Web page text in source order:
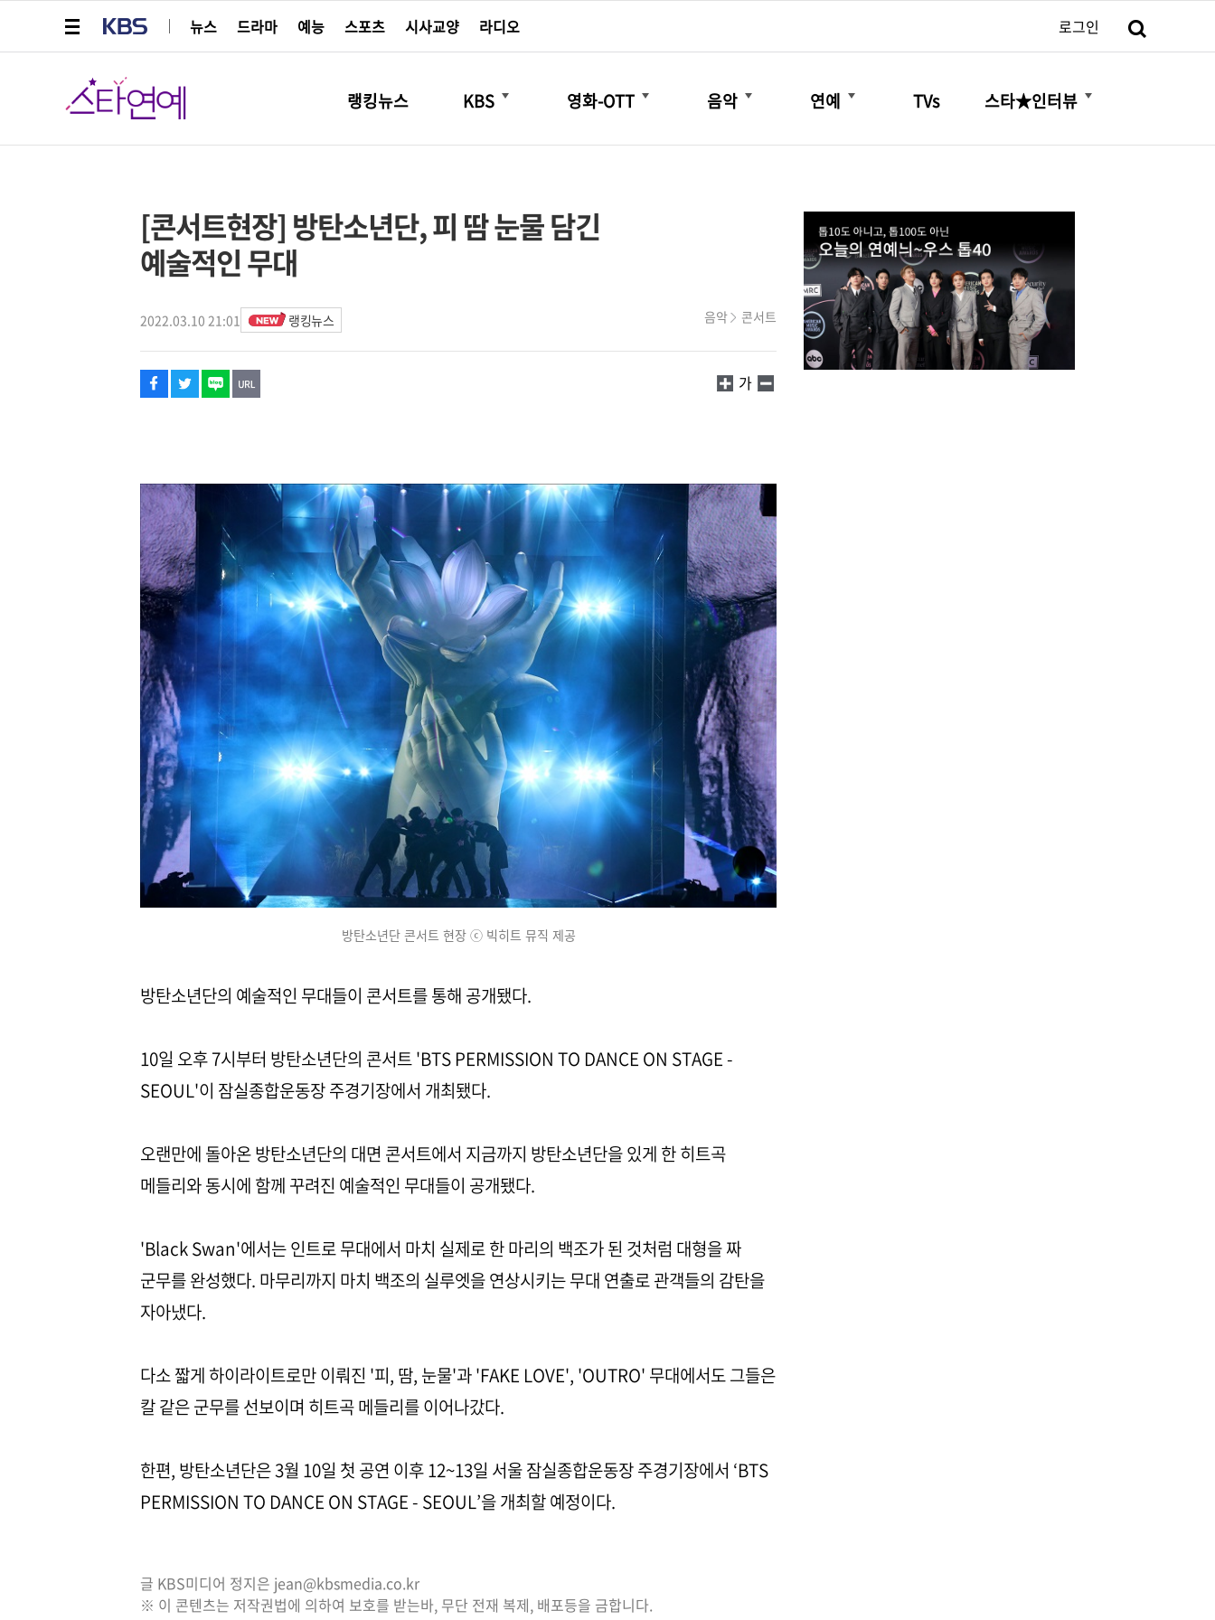
뉴스
드라마 예능 스포츠 시사교양 라디오 로그인
스타연예
랭킹뉴스 KBS
더보기
영화-OTT
더보기
음악
더보기
연예
더보기
TVs 스타★인터뷰
더보기
[콘서트현장] 방탄소년단, 피 땀 눈물 담긴
예술적인 무대
2022.03.10 21:01 랭킹뉴스 음악 콘서트
페이스북
트위터
네이버
URL복사
글씨 작게보기
가
글씨 크게보기
방탄소년단 콘서트 현장 ⓒ 빅히트 뮤직 제공
방탄소년단의 예술적인 무대들이 콘서트를 통해 공개됐다.
10일 오후 7시부터 방탄소년단의 콘서트 'BTS PERMISSION TO DANCE ON STAGE -
SEOUL'이 잠실종합운동장 주경기장에서 개최됐다.
오랜만에 돌아온 방탄소년단의 대면 콘서트에서 지금까지 방탄소년단을 있게 한 히트곡
메들리와 동시에 함께 꾸려진 예술적인 무대들이 공개됐다.
'Black Swan'에서는 인트로 무대에서 마치 실제로 한 마리의 백조가 된 것처럼 대형을 짜
군무를 완성했다. 마무리까지 마치 백조의 실루엣을 연상시키는 무대 연출로 관객들의 감탄을
자아냈다.
다소 짧게 하이라이트로만 이뤄진 '피, 땀, 눈물'과 'FAKE LOVE', 'OUTRO' 무대에서도 그들은
칼 같은 군무를 선보이며 히트곡 메들리를 이어나갔다.
한편, 방탄소년단은 3월 10일 첫 공연 이후 12~13일 서울 잠실종합운동장 주경기장에서 ‘BTS
PERMISSION TO DANCE ON STAGE - SEOUL’을 개최할 예정이다.
글 KBS미디어 정지은 jean@kbsmedia.co.kr
※ 이 콘텐츠는 저작권법에 의하여 보호를 받는바, 무단 전재 복제, 배포등을 금합니다.
해시태그
스타박스